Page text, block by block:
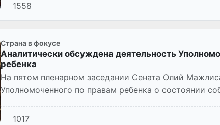
1558
Страна в фокусе
Аналитически обсуждена деятельность
ребенка
На пятом пленарном заседании Сената Олий
Уполномоченного по правам ребенка о состоянии
1017